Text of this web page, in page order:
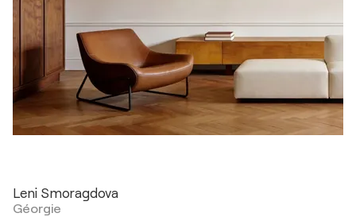
Leni Smoragdova
Géorgie